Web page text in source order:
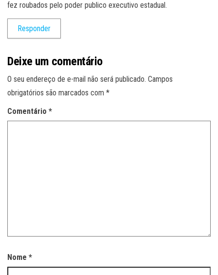
fez roubados pelo poder publico executivo estadual.
Responder
Deixe um comentário
O seu endereço de e-mail não será publicado. Campos
obrigatórios são marcados com *
Comentário *
Nome *